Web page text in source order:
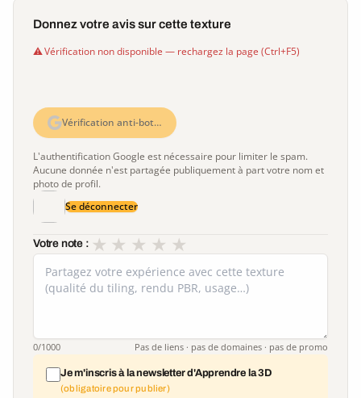
Donnez votre avis sur cette texture
Vérification non disponible — rechargez la page (Ctrl+F5)
Vérification anti-bot…
L'authentification Google est nécessaire pour limiter le spam.
Aucune donnée n'est partagée publiquement à part votre nom et
photo de profil.
Se déconnecter
Votre note : ★
★
★
★
★
0/1000 Pas de liens · pas de domaines · pas de promo
Je m'inscris à la newsletter d'Apprendre la 3D
(obligatoire pour publier)